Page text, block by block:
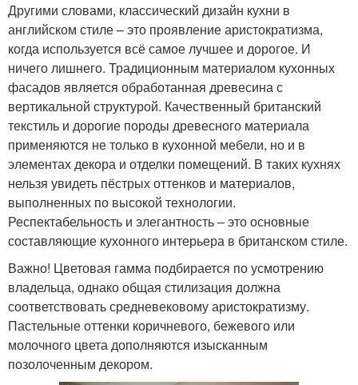
Другими словами, классический дизайн кухни в
английском стиле – это проявление аристократизма,
когда используется всё самое лучшее и дорогое. И
ничего лишнего. Традиционным материалом кухонных
фасадов является обработанная древесина с
вертикальной структурой. Качественный британский
текстиль и дорогие породы древесного материала
применяются не только в кухонной мебели, но и в
элементах декора и отделки помещений. В таких кухнях
нельзя увидеть пёстрых оттенков и материалов,
выполненных по высокой технологии.
Респектабельность и элегантность – это основные
составляющие кухонного интерьера в британском стиле.
Важно! Цветовая гамма подбирается по усмотрению
владельца, однако общая стилизация должна
соответствовать средневековому аристократизму.
Пастельные оттенки коричневого, бежевого или
молочного цвета дополняются изысканным
позолоченным декором.